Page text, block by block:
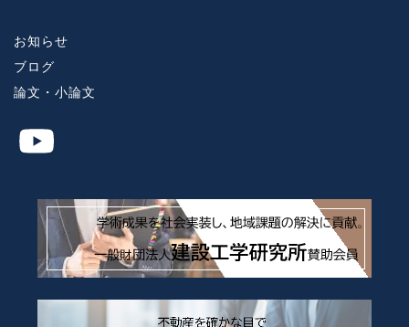
お知らせ
ブログ
論文・小論文